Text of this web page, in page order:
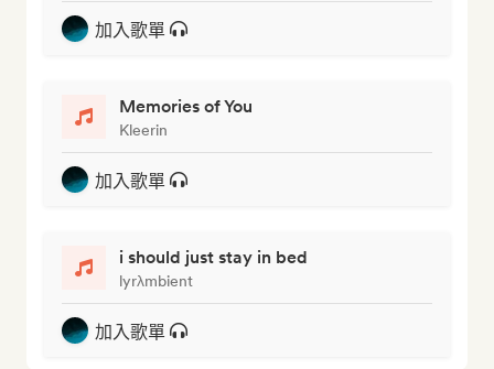
加入歌單
Memories of You
Kleerin
加入歌單
i should just stay in bed
lyrλmbient
加入歌單